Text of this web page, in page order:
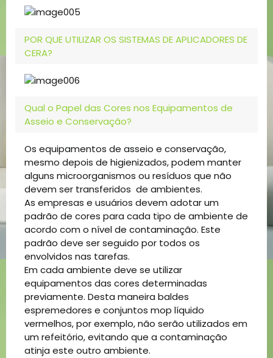
POR QUE UTILIZAR OS SISTEMAS DE APLICADORES DE
CERA?
Qual o Papel das Cores nos Equipamentos de
Asseio e Conservação?
Os equipamentos de asseio e conservação,
mesmo depois de higienizados, podem manter
alguns microorganismos ou resíduos que não
devem ser transferidos de ambientes.
As empresas e usuários devem adotar um
padrão de cores para cada tipo de ambiente de
acordo com o nível de contaminação. Este
padrão deve ser seguido por todos os
envolvidos nas tarefas.
Em cada ambiente deve se utilizar
equipamentos das cores determinadas
previamente. Desta maneira baldes
espremedores e conjuntos mop líquido
vermelhos, por exemplo, não serão utilizados em
um refeitório, evitando que a contaminação
atinja este outro ambiente.